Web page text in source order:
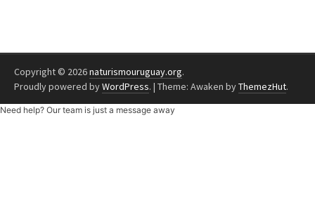
Copyright © 2026naturismouruguay.org.
Proudly powered byWordPress. | Theme: Awaken byThemezHut.
Need help? Our team is just a message away